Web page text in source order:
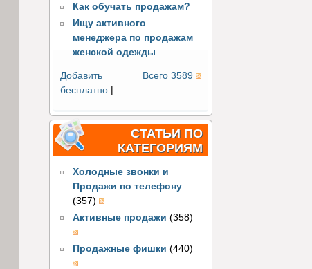
Как обучать продажам?
Ищу активного
менеджера по продажам
женской одежды
Всего 3589
Добавить
бесплатно|
СТАТЬИ ПО
КАТЕГОРИЯМ
Холодные звонки и
Продажи по телефону
(357)
Активные продажи (358)
Продажные фишки (440)